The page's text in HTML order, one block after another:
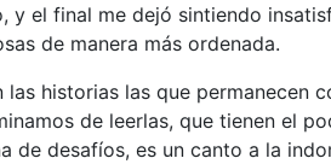
y el final me dejó sintiendo
de manera más ordenada.
las historias las que permanecen
de leerlas, que tienen el
de desafíos, es un canto a la